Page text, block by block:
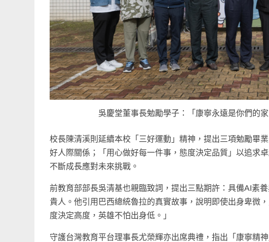
吳慶堂董事長勉勵學子：「康寧永遠是你們的
校長陳清溪則延續本校「三好運動」精神，提出三項勉勵畢
好人際關係；「用心做好每一件事，態度決定品質」以追求
不斷成長應對未來挑戰。
前教育部部長吳清基也親臨致詞，提出三點期許：具備AI素
貴人。他引用巴西總統魯拉的真實故事，說明即使出身卑微
度決定高度，英雄不怕出身低。」
守護台灣教育平台理事長尤榮輝亦出席典禮，指出「康寧精